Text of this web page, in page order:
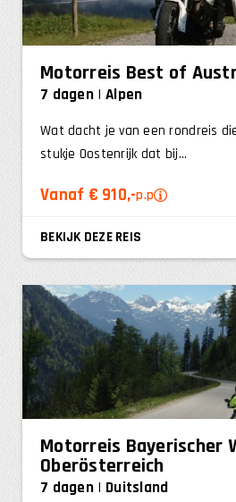
Motorreis Best of
7 dagen Alpen
Wat dacht je van een rondreis
stukje Oostenrijk dat bij...
Vanaf € 910,-p.p
BEKIJK DEZE REIS
Motorreis Bayerischer
Oberösterreich
7 dagen Duitsland